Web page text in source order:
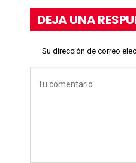
DEJA UNA
Su dirección de correo